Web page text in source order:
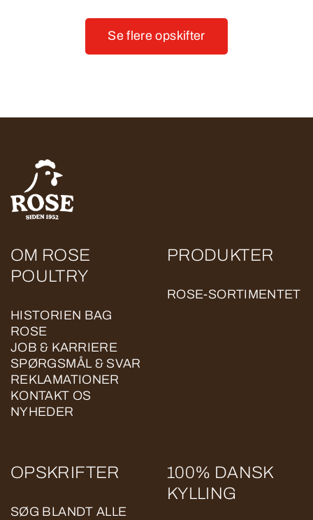
Se flere opskifter
OM ROSE
POULTRY
HISTORIEN BAG
ROSE
JOB & KARRIERE
SPØRGSMÅL & SVAR
REKLAMATIONER
KONTAKT OS
NYHEDER
PRODUKTER
ROSE-SORTIMENTET
OPSKRIFTER
SØG BLANDT ALLE
100% DANSK
KYLLING